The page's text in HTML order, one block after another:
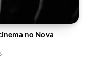
no Nova